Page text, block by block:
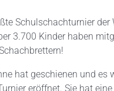
Schulschachturnier
3.700 Kinder haben
hat geschienen und
eröffnet. Sie hat